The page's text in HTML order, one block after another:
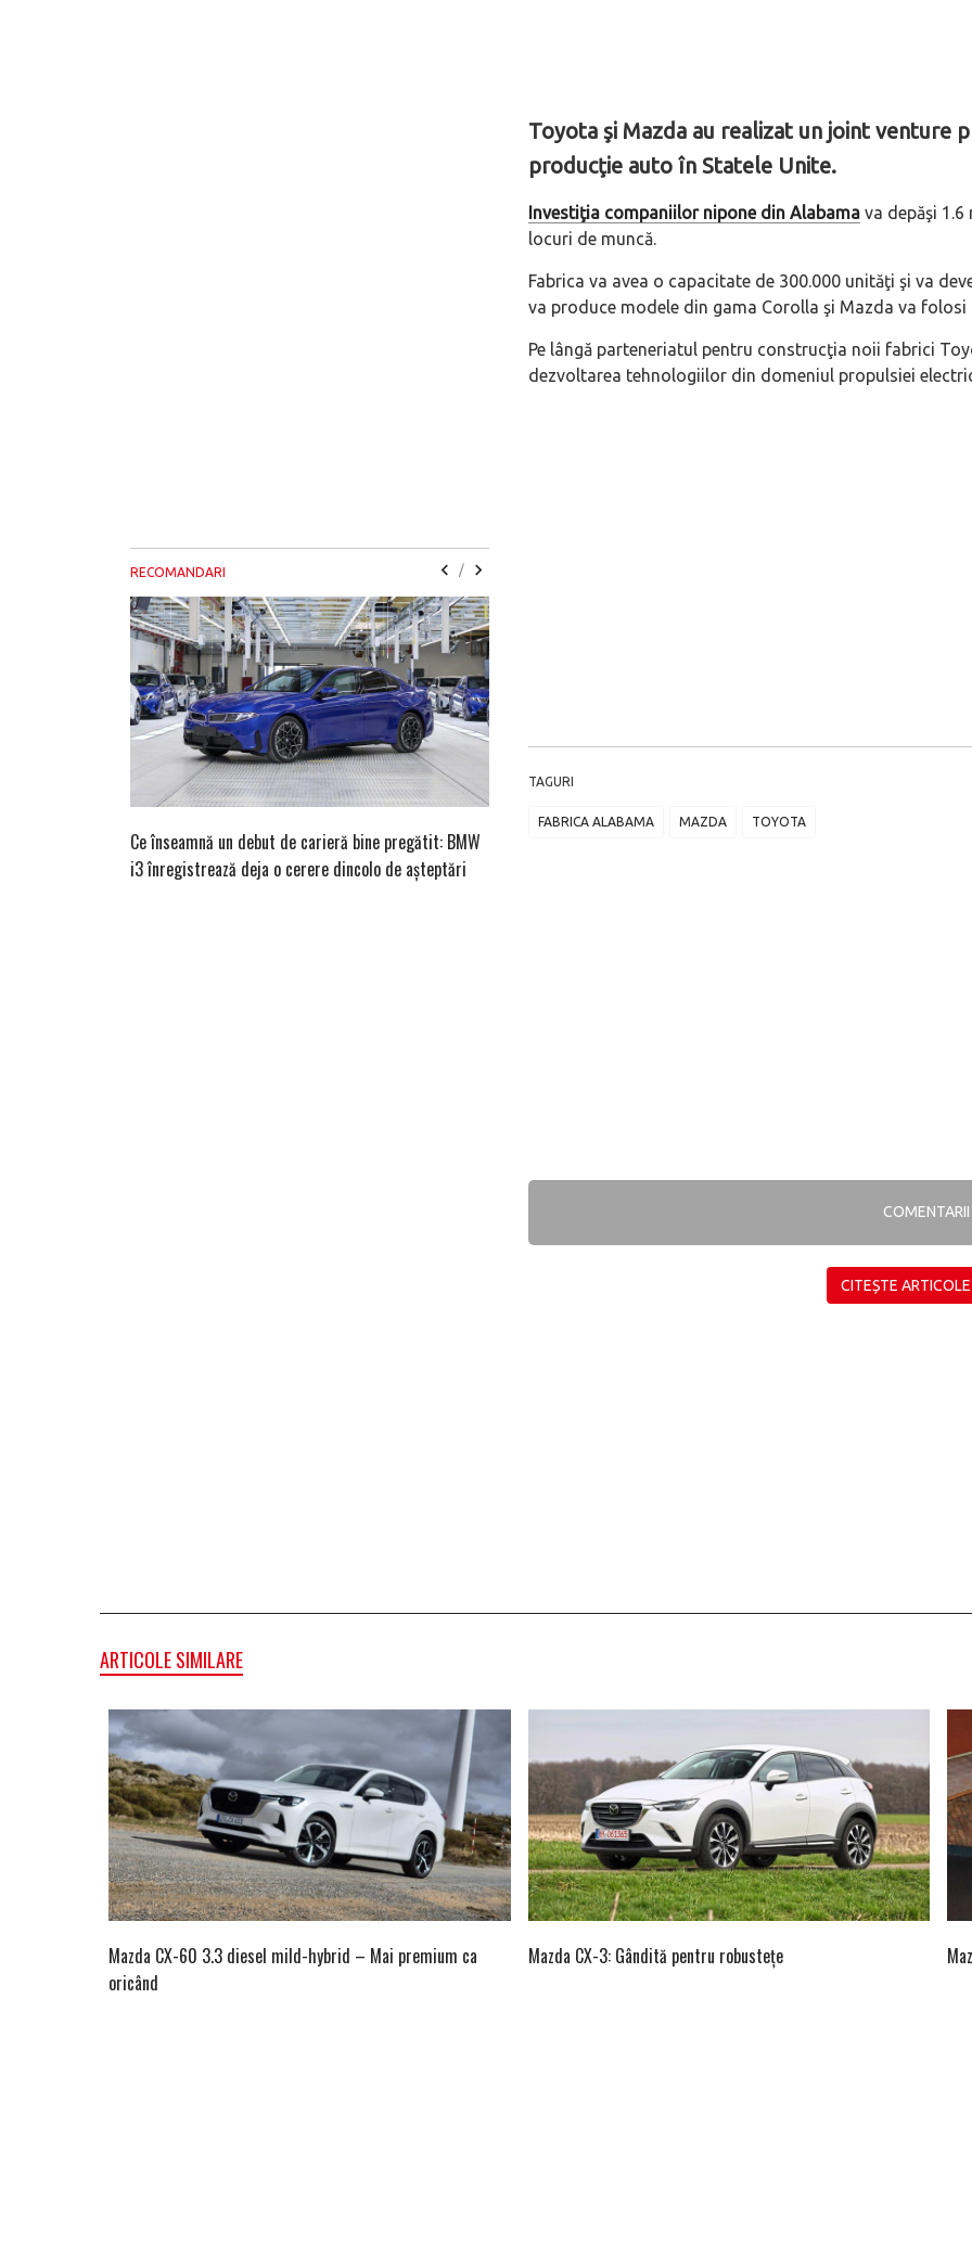
Toyota şi Mazda au realizat un joint venture
producţie auto în Statele Unite.
Investiţia companiilor nipone din Alabamava depăşi 1.6
locuri de muncă.
Fabrica va avea o capacitate de 300.000 unităţi şi va
va produce modele din gama Corolla şi Mazda va folosi
Pe lângă parteneriatul pentru construcţia noii fabrici
dezvoltarea tehnologiilor din domeniul propulsiei
TAGURI
FABRICA ALABAMA MAZDA TOYOTA
COMENTARII
CITEȘTE
RECOMANDARI /
Ce înseamnă un debut de carieră bine pregătit: BMW
i3 înregistrează deja o cerere dincolo de așteptări
ARTICOLE SIMILARE
Mazda CX-60 3.3 diesel mild-hybrid – Mai premium ca
oricând
Mazda CX-3: Gândită pentru robustețe